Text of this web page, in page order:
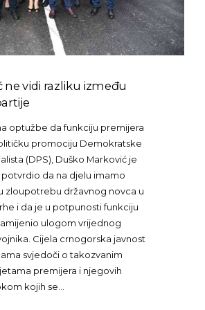
ne vidi razliku između
optužbe da funkciju premijera
promociju Demokratske
(DPS), Duško Marković je
da na djelu imamo
zloupotrebu državnog novca u
i da je u potpunosti funkciju
ulogom vrijednog
Cijela crnogorska javnost
svjedoči o takozvanim
premijera i njegovih
kojih se…